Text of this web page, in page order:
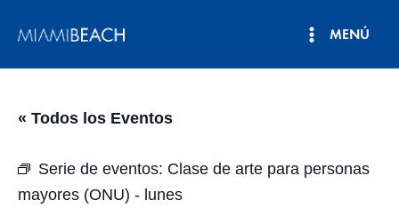
MENÚ
« Todos los Eventos
Serie de eventos: Clase de arte para personas
mayores (ONU) - lunes